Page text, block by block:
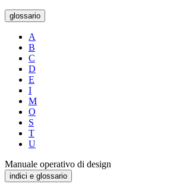
glossario
A
B
C
D
E
I
M
O
S
T
U
Manuale operativo di design
indici e glossario